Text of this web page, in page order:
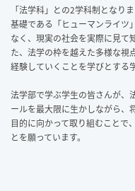
「法学科」との2学科制となり
基礎である「ヒューマンライツ
なく、現実の社会を実際に見て
た、法学の枠を越えた多様な視
経験していくことを学びとする
法学部で学ぶ学生の皆さんが、
ールを最大限に生かしながら、
目的に向かって取り組むことで
とを願っています。